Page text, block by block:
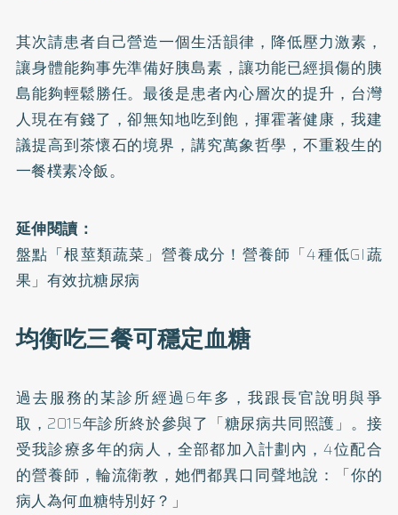
其次請患者自己營造一個生活韻律，降低壓力激素，
讓身體能夠事先準備好胰島素，讓功能已經損傷的胰
島能夠輕鬆勝任。最後是患者內心層次的提升，台灣
人現在有錢了，卻無知地吃到飽，揮霍著健康，我建
議提高到茶懷石的境界，講究萬象哲學，不重殺生的
一餐樸素冷飯。
延伸閱讀：
盤點「根莖類蔬菜」營養成分！營養師「4種低GI蔬
果」有效抗糖尿病
均衡吃三餐可穩定血糖
過去服務的某診所經過6年多，我跟長官說明與爭
取，2015年診所終於參與了「糖尿病共同照護」。接
受我診療多年的病人，全部都加入計劃內，4位配合
的營養師，輪流衛教，她們都異口同聲地說：「你的
病人為何血糖特別好？」